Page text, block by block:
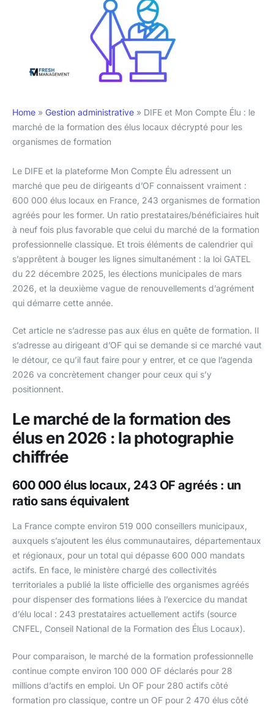
Home » Gestion administrative » DIFE et Mon Compte Élu : le
marché de la formation des élus locaux décrypté pour les
organismes de formation
Le DIFE et la plateforme Mon Compte Élu adressent un
marché que peu de dirigeants d’OF connaissent vraiment :
600 000 élus locaux en France, 243 organismes de formation
agréés pour les former. Un ratio prestataires/bénéficiaires huit
à neuf fois plus favorable que celui du marché de la formation
professionnelle classique. Et trois éléments de calendrier qui
s’apprêtent à bouger les lignes simultanément : la loi GATEL
du 22 décembre 2025, les élections municipales de mars
2026, et la deuxième vague de renouvellements d’agrément
qui démarre cette année.
Cet article ne s’adresse pas aux élus en quête de formation. Il
s’adresse au dirigeant d’OF qui se demande si ce marché vaut
le détour, ce qu’il faut faire pour y entrer, et ce que l’agenda
2026 va concrètement changer pour ceux qui s’y
positionnent.
Le marché de la formation des
élus en 2026 : la photographie
chiffrée
600 000 élus locaux, 243 OF agréés : un
ratio sans équivalent
La France compte environ 519 000 conseillers municipaux,
auxquels s’ajoutent les élus communautaires, départementaux
et régionaux, pour un total qui dépasse 600 000 mandats
actifs. En face, le ministère chargé des collectivités
territoriales a publié la liste officielle des organismes agréés
pour dispenser des formations liées à l’exercice du mandat
d’élu local : 243 prestataires actuellement actifs (source
CNFEL, Conseil National de la Formation des Élus Locaux).
Pour comparaison, le marché de la formation professionnelle
continue compte environ 100 000 OF déclarés pour 28
millions d’actifs en emploi. Un OF pour 280 actifs côté
formation pro classique, contre un OF pour 2 470 élus côté